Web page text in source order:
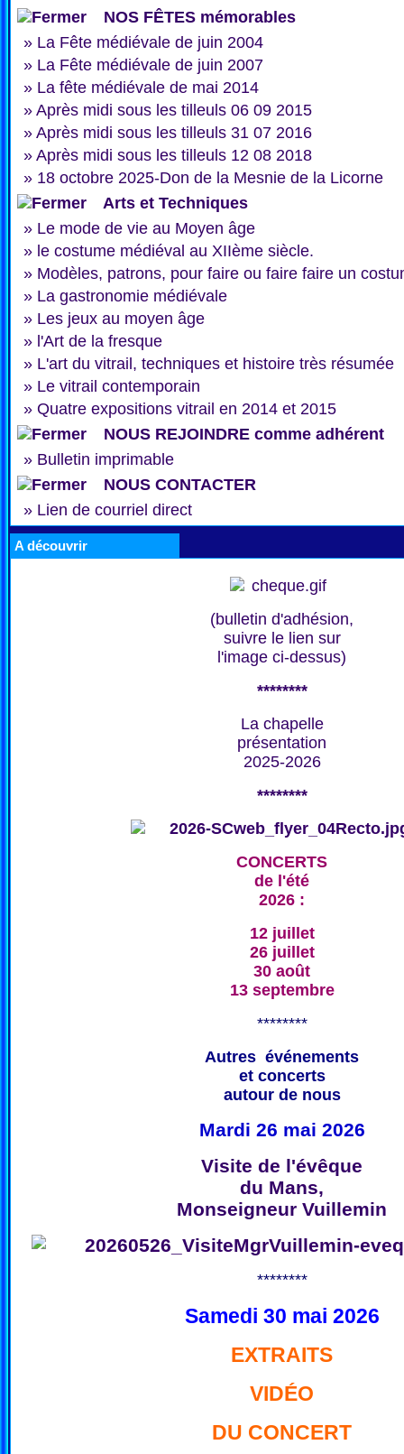
NOS FÊTES mémorables
» La Fête médiévale de juin 2004
» La Fête médiévale de juin 2007
» La fête médiévale de mai 2014
» Après midi sous les tilleuls 06 09 2015
» Après midi sous les tilleuls 31 07 2016
» Après midi sous les tilleuls 12 08 2018
» 18 octobre 2025-Don de la Mesnie de la Licorne
Arts et Techniques
» Le mode de vie au Moyen âge
» le costume médiéval au XIIème siècle.
» Modèles, patrons, pour faire ou faire faire un
» La gastronomie médiévale
» Les jeux au moyen âge
» l'Art de la fresque
» L'art du vitrail, techniques et histoire très résumée
» Le vitrail contemporain
» Quatre expositions vitrail en 2014 et 2015
NOUS REJOINDRE comme adhérent
» Bulletin imprimable
NOUS CONTACTER
» Lien de courriel direct
A découvrir
(bulletin d'adhésion,
suivre le lien sur
l'image ci-dessus)
********
La chapelle
présentation
2025-2026
********
CONCERTS
de l'été
2026 :
12 juillet
26 juillet
30 août
13 septembre
********
Autres événements
et concerts
autour de nous
Mardi 26 mai 2026
Visite de l'évêque
du Mans,
Monseigneur Vuillemin
********
Samedi 30 mai 2026
EXTRAITS
VIDÉO
DU CONCERT